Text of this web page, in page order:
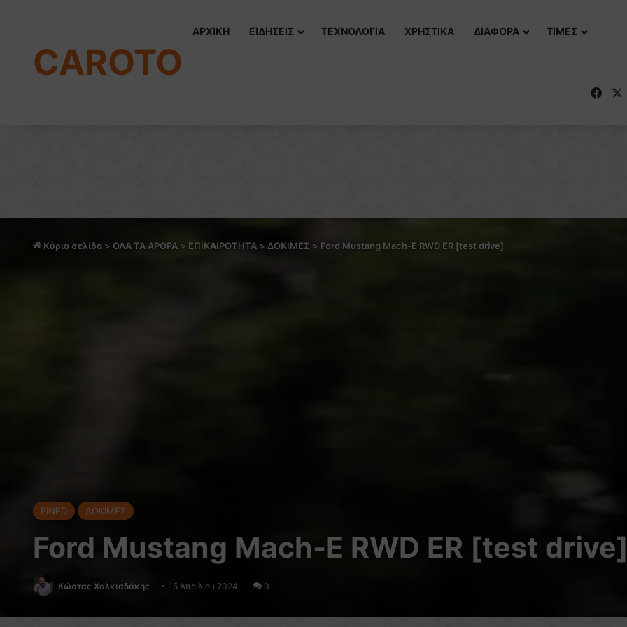
CAROTO
ΑΡΧΙΚΗ ΕΙΔΗΣΕΙΣ ΤΕΧΝΟΛΟΓΙΑ ΧΡΗΣΤΙΚΑ ΔΙΑΦΟΡΑ ΤΙΜΕΣ
Κύρια σελίδα > ΟΛΑ ΤΑ ΑΡΘΡΑ > ΕΠΙΚΑΙΡΟΤΗΤΑ > ΔΟΚΙΜΕΣ > Ford Mustang Mach-E RWD ER [test drive]
PINED ΔΟΚΙΜΕΣ
Ford Mustang Mach-E RWD ER [test
Κώστας Χαλκιαδάκης 15 Απριλίου 2024 0